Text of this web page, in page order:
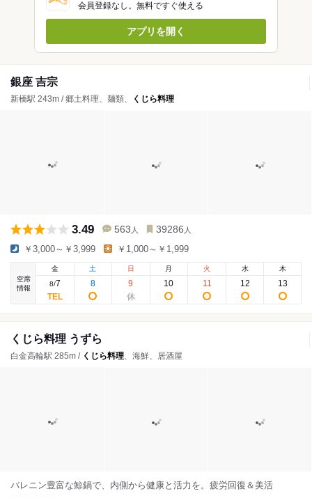
会員登録なし。無料ですぐ使える
アプリを開く
銀座 吉宗
新橋駅 243m / 郷土料理、麺類、 くじら料理
3.49 563 人 39286 人
￥3,000～￥3,999 ￥1,000～￥1,999
空席
情報
金
8/7
土
8
日
9
月
10
火
11
水
12
木
13
くじら料理 うずら
白金高輪駅 285m / くじら料理、海鮮、居酒屋
バレニン豊富な鯨鍋で、内側から健康と活力を。疲労回復＆美活